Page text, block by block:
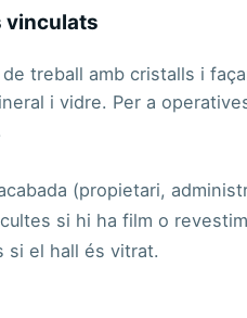
vinculats
treball amb cristalls i
i vidre. Per a
(propietari,
si hi ha film o
si el hall és vitrat.